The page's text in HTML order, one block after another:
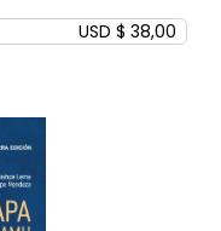
USD $ 38,00